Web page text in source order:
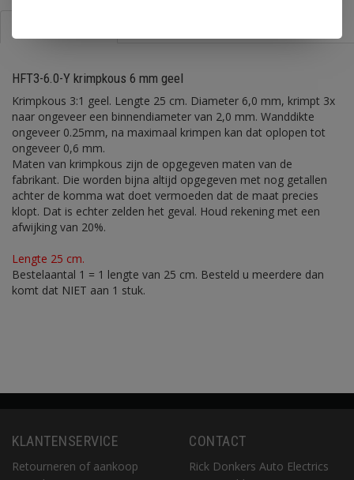
HFT3-6.0-Y krimpkous 6 mm geel
Krimpkous 3:1 geel. Lengte 25 cm. Diameter 6,0 mm, krimpt 3x
naar ongeveer een binnendiameter van 2,0 mm. Wanddikte
ongeveer 0.25mm, na maximaal krimpen kan dat oplopen tot
ongeveer 0,6 mm.
Maten van krimpkous zijn de opgegeven maten van de
fabrikant. Die worden bijna altijd opgegeven met nog getallen
achter de komma wat doet vermoeden dat de maat precies
klopt. Dat is echter zelden het geval. Houd rekening met een
afwijking van 20%.
Lengte 25 cm.
Bestelaantal 1 = 1 lengte van 25 cm. Besteld u meerdere dan
komt dat NIET aan 1 stuk.
KLANTENSERVICE
Retourneren of aankoop
CONTACT
Rick Donkers Auto Electrics